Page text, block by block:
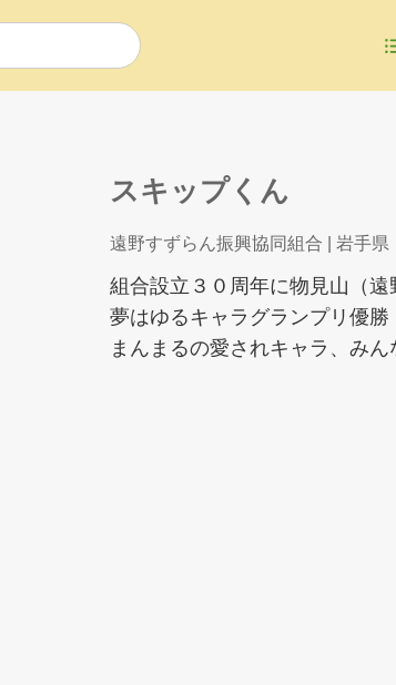
スキップくん
遠野すずらん振興協同組合 | 岩手県
組合設立３０周年に物見山（遠
夢はゆるキャラグランプリ優勝
まんまるの愛されキャラ、み